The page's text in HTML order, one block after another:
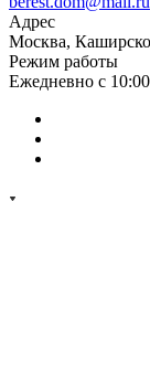
Адрес
Москва,
Режим работы
Ежедневно с